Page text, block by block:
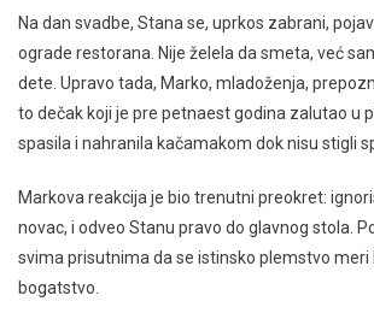
Na dan svadbe, Stana se, uprkos zabrani,
ograde restorana. Nije želela da smeta, već
dete. Upravo tada, Marko, mladoženja,
to dečak koji je pre petnaest godina zalutao u
spasila i nahranila kačamakom dok nisu stigli
Markova reakcija je bio trenutni preokret:
novac, i odveo Stanu pravo do glavnog stola.
svima prisutnima da se istinsko plemstvo meri
bogatstvo.